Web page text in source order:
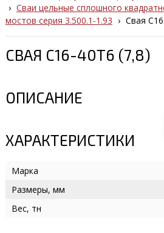
› Сваи цельные сплошного
мостов серия 3.500.1-1.93 › Свая
СВАЯ С16-40Т6 (7,8)
ОПИСАНИЕ
ХАРАКТЕРИСТИКИ
Марка
Размеры, мм
Вес, тн